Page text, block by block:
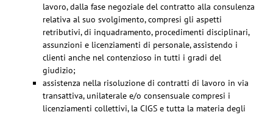
lavoro, dalla fase negoziale del contratto alla consulenza
relativa al suo svolgimento, compresi gli aspetti
retributivi, di inquadramento, procedimenti disciplinari,
assunzioni e licenziamenti di personale, assistendo i
clienti anche nel contenzioso in tutti i gradi del
giudizio;
assistenza nella risoluzione di contratti di lavoro in via
transattiva, unilaterale e/o consensuale compresi i
licenziamenti collettivi, la CIGS e tutta la materia degli